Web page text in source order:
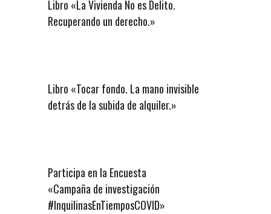
Libro «La Vivienda No es Delito.
Recuperando un derecho.»
Libro «Tocar fondo. La mano invisible
detrás de la subida de alquiler.»
Participa en la Encuesta
«Campaña de investigación
#InquilinasEnTiemposCOVID»